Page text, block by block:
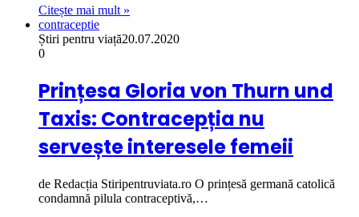
Citește mai mult »
contraceptie
Știri pentru viață20.07.2020
0
Prințesa Gloria von Thurn und
Taxis: Contracepția nu
servește interesele femeii
de Redacția Stiripentruviata.ro O prințesă germană catolică
condamnă pilula contraceptivă,…